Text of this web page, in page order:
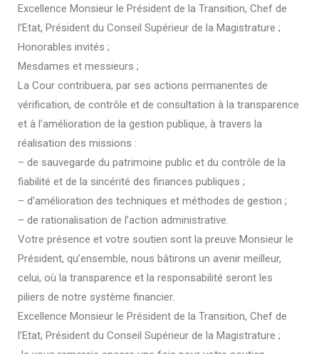
Excellence Monsieur le Président de la Transition, Chef de
l’Etat, Président du Conseil Supérieur de la Magistrature ;
Honorables invités ;
Mesdames et messieurs ;
La Cour contribuera, par ses actions permanentes de
vérification, de contrôle et de consultation à la transparence
et à l’amélioration de la gestion publique, à travers la
réalisation des missions :
– de sauvegarde du patrimoine public et du contrôle de la
fiabilité et de la sincérité des finances publiques ;
– d’amélioration des techniques et méthodes de gestion ;
– de rationalisation de l’action administrative.
Votre présence et votre soutien sont la preuve Monsieur le
Président, qu’ensemble, nous bâtirons un avenir meilleur,
celui, où la transparence et la responsabilité seront les
piliers de notre système financier.
Excellence Monsieur le Président de la Transition, Chef de
l’Etat, Président du Conseil Supérieur de la Magistrature ;